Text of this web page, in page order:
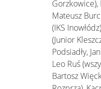
Mateusz
(IKS
(Junior
Podsiadły,
Leo Ruś
Bartosz